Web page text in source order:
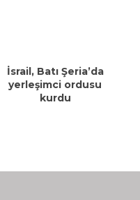
İsrail, Batı Şeria’da
yerleşimci ordusu
kurdu